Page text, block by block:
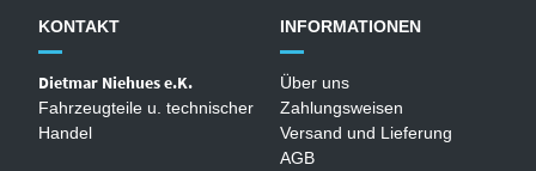
KONTAKT
Dietmar Niehues e.K.
Fahrzeugteile u. technischer
Handel
INFORMATIONEN
Über uns
Zahlungsweisen
Versand und Lieferung
AGB